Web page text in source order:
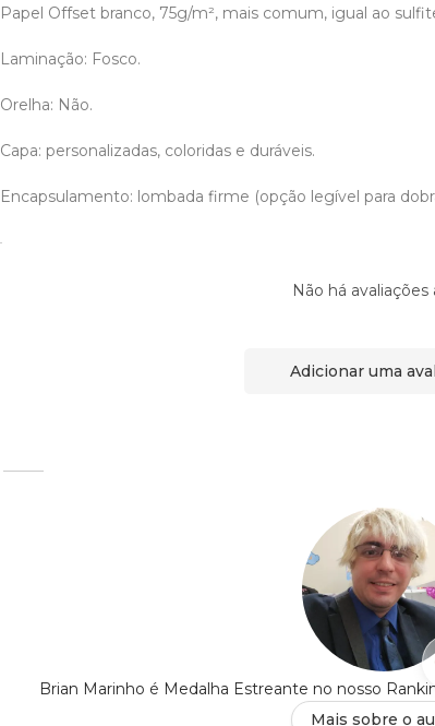
Papel Offset branco, 75g/m², mais comum, igual ao
Laminação: Fosco.
Orelha: Não.
Capa: personalizadas, coloridas e duráveis.
Encapsulamento: lombada firme (opção legível para
Não há avaliações
Adicionar uma
Brian Marinho é Medalha Estreante no nosso
Mais sobre o